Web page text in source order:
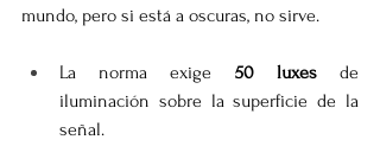
mundo, pero si está a oscuras, no sirve.
La norma exige 50 luxes de
iluminación sobre la superficie de la
señal.